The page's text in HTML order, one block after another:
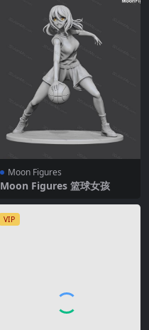
Moon Figures
Moon Figures 篮球女孩
VIP